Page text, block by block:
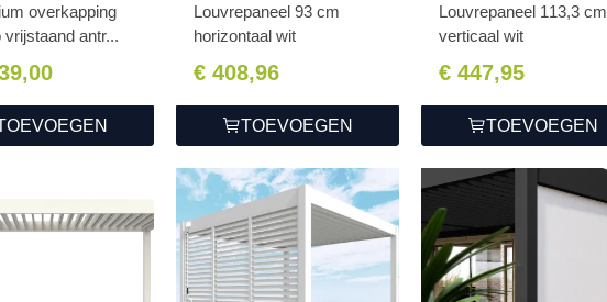
overkapping
vrijstaand antr...
Louvrepaneel 93 cm
horizontaal wit
€ 408,96
TOEVOEGEN
Louvrepaneel 113,3 cm
verticaal wit
€ 447,95
TOEVOEGEN